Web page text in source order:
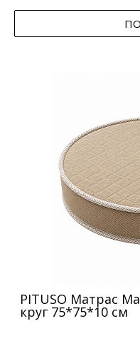
PITUSO Матрас
круг 75*75*10 см